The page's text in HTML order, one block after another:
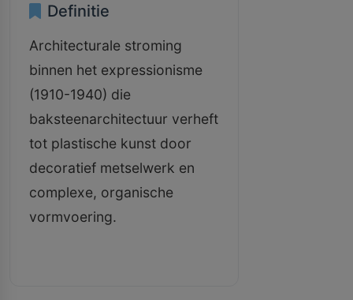
Definitie
Architecturale stroming
binnen het expressionisme
(1910-1940) die
baksteenarchitectuur verheft
tot plastische kunst door
decoratief metselwerk en
complexe, organische
vormvoering.